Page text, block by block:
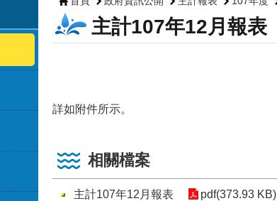
主計107年12月報表
詳如附件所示。
相關檔案
主計107年12月報表 pdf(373.93 KB)